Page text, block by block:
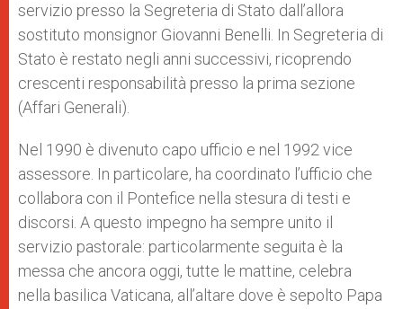
servizio presso la Segreteria di Stato dall’allora
sostituto monsignor Giovanni Benelli. In Segreteria di
Stato è restato negli anni successivi, ricoprendo
crescenti responsabilità presso la prima sezione
(Affari Generali).
Nel 1990 è divenuto capo ufficio e nel 1992 vice
assessore. In particolare, ha coordinato l’ufficio che
collabora con il Pontefice nella stesura di testi e
discorsi. A questo impegno ha sempre unito il
servizio pastorale: particolarmente seguita è la
messa che ancora oggi, tutte le mattine, celebra
nella basilica Vaticana, all’altare dove è sepolto Papa